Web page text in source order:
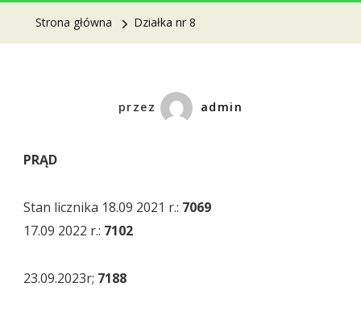
Strona główna Działka nr 8
przez admin
PRĄD
Stan licznika 18.09 2021 r.: 7069
17.09 2022 r.: 7102
23.09.2023r; 7188